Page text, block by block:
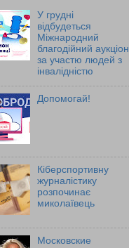
У грудні
відбудеться
Міжнародний
благодійний аукціон
за участю людей з
інвалідністю
Допомогай!
Кіберспортивну
журналістику
розпочинає
миколаївець
Московские